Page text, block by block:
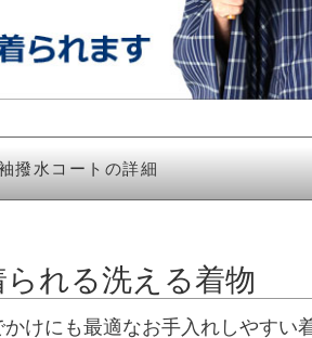
撥水コートの詳細
れる洗える着物
けにも最適なお手入れしやすい